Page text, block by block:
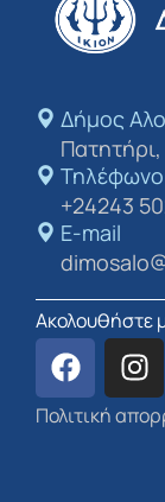
Δήμος
Τηλέφωνο
+24243
E-mail
Ακολουθήστε
Πολιτική